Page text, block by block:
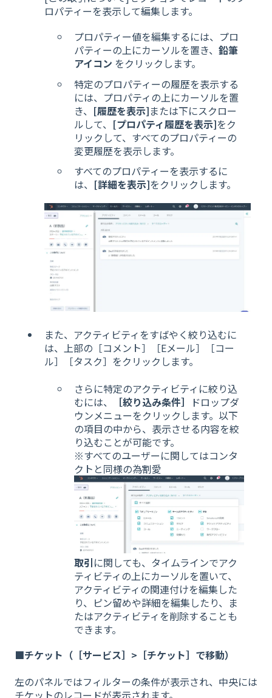
ロパティーを表示して編集します。
プロパティー値を編集するには、プロ
パティーの上にカーソルを置き、 鉛筆
アイコン をクリックします。
特定のプロパティーの履歴を表示する
には、プロパティの上にカーソルを置
き、 [履歴を表示]または下にスクロー
ルして、 [プロパティ履歴を表示]をク
リックして、すべてのプロパティーの
変更履歴を表示します。
すべてのプロパティーを表示するに
は、 [詳細を表示]をクリックします。
また、アクティビティをすばやく絞り込むに
は、上部の［コメント］［Eメール］［コー
ル］［タスク］をクリックします。
さらに特定のアクティビティに絞り込
むには、
［絞り込み条件］
ドロップダ
ウンメニューをクリックします。以下
の項目の中から、表示させる内容を絞
り込むことが可能です。
※すべてのユーザーに関してはコンタ
クトと同様の為割愛
取引に関しても、タイムラインでアク
ティビティの上にカーソルを置いて、
アクティビティの関連付けを編集した
り、ピン留めや詳細を編集したり、ま
たはアクティビティを削除することも
できます。
■チケット （［サービス］>［チケット］で移動）
左のパネルではフィルターの条件が表示され、中央には